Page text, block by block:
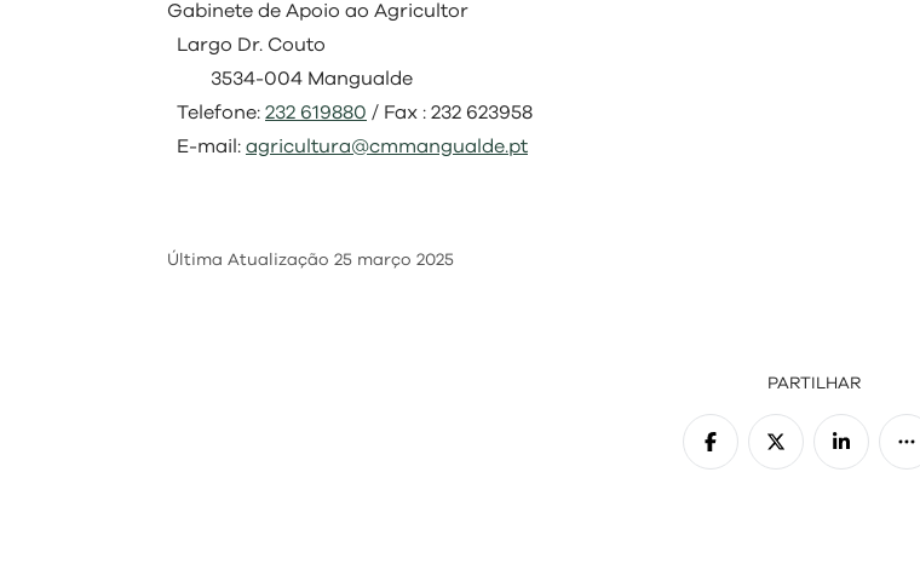
Gabinete de Apoio ao Agricultor
Largo Dr. Couto
3534-004 Mangualde
Telefone: 232 619880 / Fax : 232 623958
E-mail: agricultura@cmmangualde.pt
Última Atualização 25 março 2025
PARTILHAR